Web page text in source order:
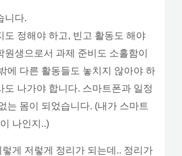
니다.
도 정해야 하고, 빈고 활동도 해야
원생으로서 과제 준비도 소홀함이
에 다른 활동들도 놓치지 않아야 하
도 나가야 합니다. 스마트폰과 일정
는 몸이 되었습니다. (내가 스마트
나인지..)
게 저렇게 정리가 되는데.. 정리가